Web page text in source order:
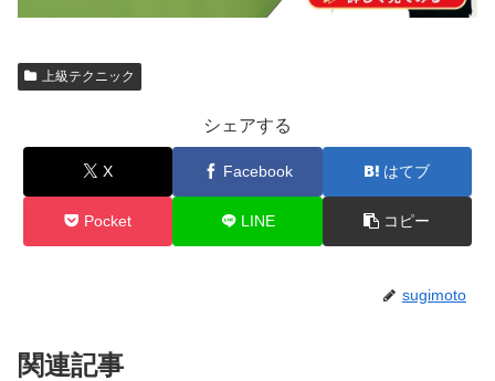
上級テクニック
シェアする
X Facebook はてブ
Pocket LINE コピー
sugimoto
関連記事